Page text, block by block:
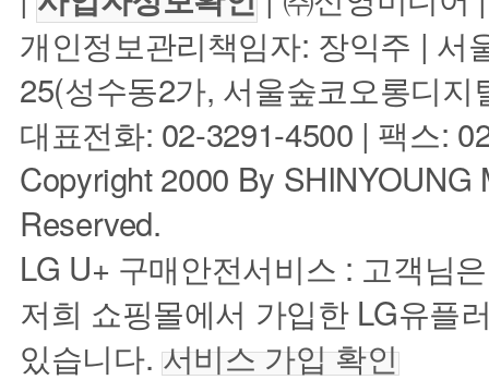
개인정보관리책임자: 장익주 | 서
25(성수동2가, 서울숲코오롱디
대표전화: 02-3291-4500 | 팩스:
Copyright 2000 By
Reserved.
LG U+ 구매안전서비스 : 고객님
저희 쇼핑몰에서 가입한 LG유플
있습니다. 서비스 가입 확인